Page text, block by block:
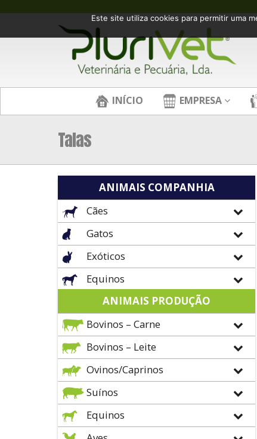
INÍCIO EMPRESA
Talas
ANIMAIS COMPANHIA
Cães
Gatos
Exóticos
Equinos
ANIMAIS PRODUÇÃO
Bovinos – Carne
Bovinos – Leite
Ovinos/Caprinos
Suínos
Equinos
Este site utiliza cookies para permitir uma